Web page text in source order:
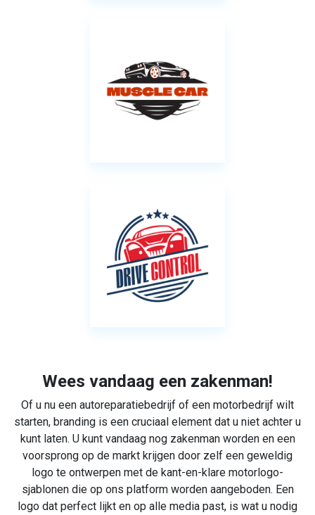
Wees vandaag een zakenman!
Of u nu een autoreparatiebedrijf of een motorbedrijf wilt
starten, branding is een cruciaal element dat u niet achter u
kunt laten. U kunt vandaag nog zakenman worden en een
voorsprong op de markt krijgen door zelf een geweldig
logo te ontwerpen met de kant-en-klare motorlogo-
sjablonen die op ons platform worden aangeboden. Een
logo dat perfect lijkt en op alle media past, is wat u nodig